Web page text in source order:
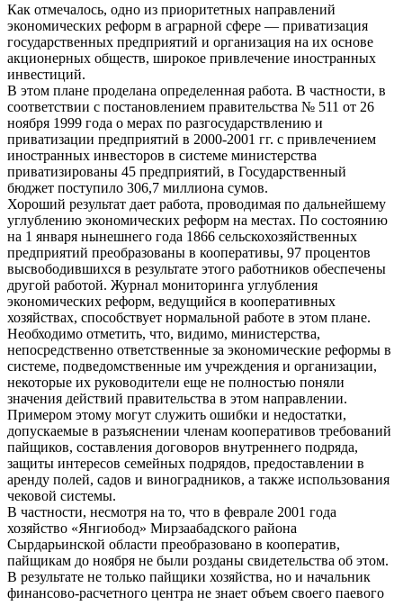
Как отмечалось, одно из приоритетных направлений
экономических реформ в аграрной сфере — приватизация
государственных предприятий и организация на их основе
акционерных обществ, широкое привлечение иностранных
инвестиций.
В этом плане проделана определенная работа. В частности, в
соответствии с постановлением правительства № 511 от 26
ноября 1999 года о мерах по разгосударствлению и
приватизации предприятий в 2000-2001 гг. с привлечением
иностранных инвесторов в системе министерства
приватизированы 45 предприятий, в Государственный
бюджет поступило 306,7 миллиона сумов.
Хороший результат дает работа, проводимая по дальнейшему
углублению экономических реформ на местах. По состоянию
на 1 января нынешнего года 1866 сельскохозяйственных
предприятий преобразованы в кооперативы, 97 процентов
высвободившихся в результате этого работников обеспечены
другой работой. Журнал мониторинга углубления
экономических реформ, ведущийся в кооперативных
хозяйствах, способствует нормальной работе в этом плане.
Необходимо отметить, что, видимо, министерства,
непосредственно ответственные за экономические реформы в
системе, подведомственные им учреждения и организации,
некоторые их руководители еще не полностью поняли
значения действий правительства в этом направлении.
Примером этому могут служить ошибки и недостатки,
допускаемые в разъяснении членам кооперативов требований
пайщиков, составления договоров внутреннего подряда,
защиты интересов семейных подрядов, предоставлении в
аренду полей, садов и виноградников, а также использования
чековой системы.
В частности, несмотря на то, что в феврале 2001 года
хозяйство «Янгиобод» Мирзаабадского района
Сырдарьинской области преобразовано в кооператив,
пайщикам до ноября не были розданы свидетельства об этом.
В результате не только пайщики хозяйства, но и начальник
финансово-расчетного центра не знает объем своего паевого